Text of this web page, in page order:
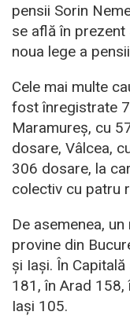
pensii Sorin
se află în
noua lege a
Cele mai multe
fost înregistrate
Maramureș, cu
dosare, Vâlcea,
306 dosare, la
colectiv cu patru
De asemenea,
provine din
și Iași. În
181, în Arad
Iași 105.